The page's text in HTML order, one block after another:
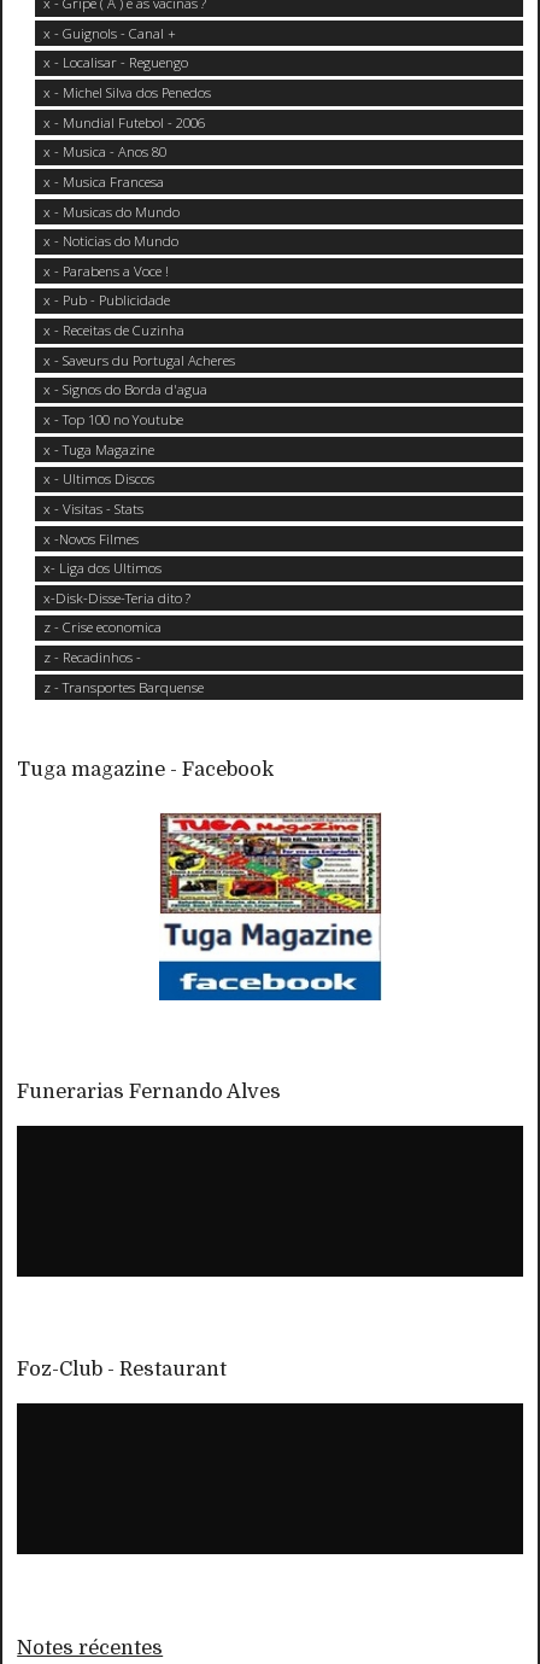
x - Guignols - Canal +
x - Localisar - Reguengo
x - Michel Silva dos Penedos
x - Mundial Futebol - 2006
x - Musica - Anos 80
x - Musica Francesa
x - Musicas do Mundo
x - Noticias do Mundo
x - Parabens a Voce !
x - Pub - Publicidade
x - Receitas de Cuzinha
x - Saveurs du Portugal Acheres
x - Signos do Borda d'agua
x - Top 100 no Youtube
x - Tuga Magazine
x - Ultimos Discos
x - Visitas - Stats
x -Novos Filmes
x- Liga dos Ultimos
x-Disk-Disse-Teria dito ?
z - Crise economica
z - Recadinhos -
z - Transportes Barquense
Tuga magazine - Facebook
Funerarias Fernando Alves
Foz-Club - Restaurant
Notes récentes